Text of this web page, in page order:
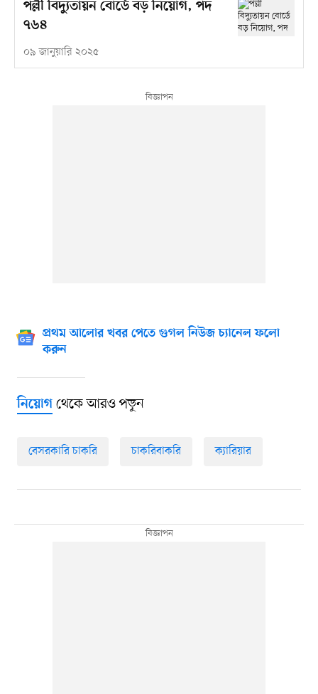
পল্লী বিদ্যুতায়ন বোর্ডে বড় নিয়োগ, পদ
৭৬৪
০৯ জানুয়ারি ২০২৫
প্রথম আলোর খবর পেতে গুগল নিউজ চ্যানেল ফলো
করুন
নিয়োগথেকে আরও পড়ুন
বেসরকারি চাকরি চাকরিবাকরি ক্যারিয়ার